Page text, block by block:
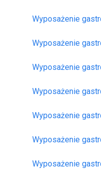
Wyposażenie
Wyposażenie
Wyposażenie
Wyposażenie
Wyposażenie
Wyposażenie
Wyposażenie